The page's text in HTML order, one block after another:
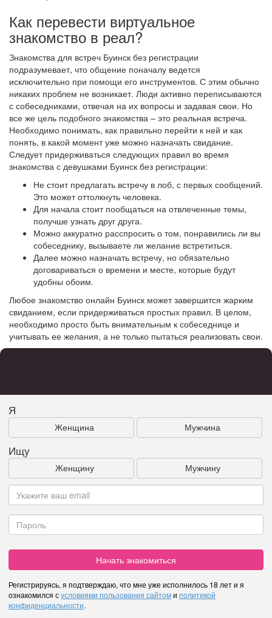
Как перевести виртуальное
знакомство в реал?
Знакомства для встреч Буинск без регистрации
подразумевает, что общение поначалу ведется
исключительно при помощи его инструментов. С этим обычно
никаких проблем не возникает. Люди активно переписываются
с собеседниками, отвечая на их вопросы и задавая свои. Но
все же цель подобного знакомства – это реальная встреча.
Необходимо понимать, как правильно перейти к ней и как
понять, в какой момент уже можно назначать свидание.
Следует придерживаться следующих правил во время
знакомства с девушками Буинск без регистрации:
Не стоит предлагать встречу в лоб, с первых сообщений.
Это может оттолкнуть человека.
Для начала стоит пообщаться на отвлеченные темы,
получше узнать друг друга.
Можно аккуратно расспросить о том, понравились ли вы
собеседнику, вызываете ли желание встретиться.
Далее можно назначать встречу, но обязательно
договариваться о времени и месте, которые будут
удобны обоим.
Любое знакомство онлайн Буинск может завершится жарким
свиданием, если придерживаться простых правил. В целом,
необходимо просто быть внимательным к собеседнице и
учитывать ее желания, а не только пытаться реализовать свои.
Я
Женщина Мужчина
Ищу
Женщину Мужчину
Начать знакомиться
Регистрируясь, я подтверждаю, что мне уже исполнилось 18 лет и я
ознакомился сусловиями пользования сайтоми политикой
конфиденциальности.